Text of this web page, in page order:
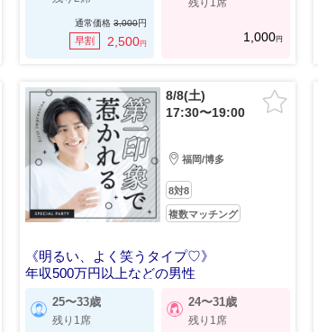
通常価格 3,000円
早割 2,500円
残り1席
1,000円
8/8(土)
17:30〜19:00
福岡/博多
8対8
複数マッチング
《明るい、よく笑うタイプ♡》
年収500万円以上などの男性
25〜33歳
残り1席
24〜31歳
残り1席